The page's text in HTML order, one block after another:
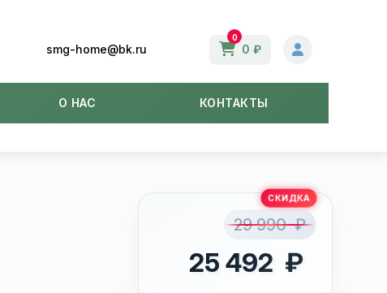
smg-home@bk.ru
0
0 ₽
О НАС КОНТАКТЫ
29 990 ₽
25 492 ₽